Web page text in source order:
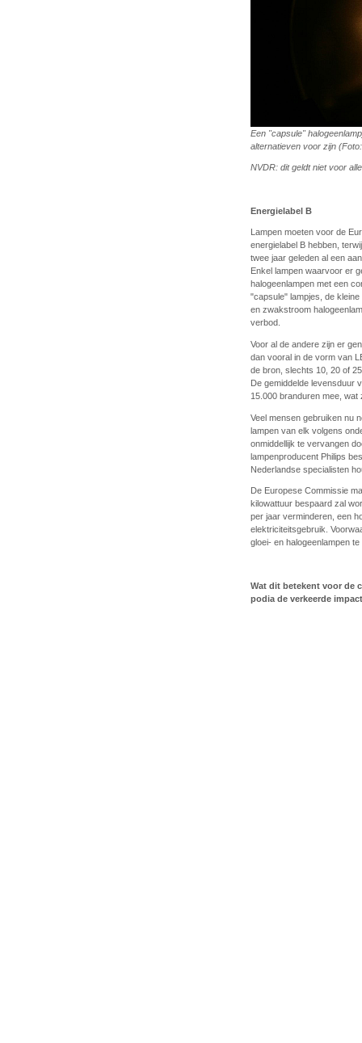
Een "capsule"
alternatieven voor zijn
NVDR: dit geldt niet voor
Energielabel B
Lampen moeten voor de
energielabel B hebben,
twee jaar geleden al een
Enkel lampen waarvoor er
halogeenlampen met een
"capsule" lampjes, de
en zwakstroom
verbod.
Voor al de andere zijn er
dan vooral in de vorm van
de bron, slechts 10, 20 of
De gemiddelde levensduur
15.000 branduren mee,
Veel mensen gebruiken nu
lampen van elk volgens
onmiddellijk te vervangen
lampenproducent Philips
Nederlandse specialisten
De Europese Commissie
kilowattuur bespaard zal
per jaar verminderen, een
elektriciteitsgebruik.
gloei- en halogeenlampen
Wat dit betekent voor de
podia de verkeerde